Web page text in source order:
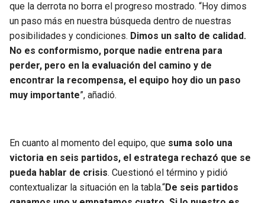
que la derrota no borra el progreso mostrado. “Hoy dimos
un paso más en nuestra búsqueda dentro de nuestras
posibilidades y condiciones. Dimos un salto de calidad.
No es conformismo, porque nadie entrena para
perder, pero en la evaluación del camino y de
encontrar la recompensa, el equipo hoy dio un paso
muy importante”, añadió.
En cuanto al momento del equipo, que suma solo una
victoria en seis partidos, el estratega rechazó que se
pueda hablar de crisis. Cuestionó el término y pidió
contextualizar la situación en la tabla.“De seis partidos